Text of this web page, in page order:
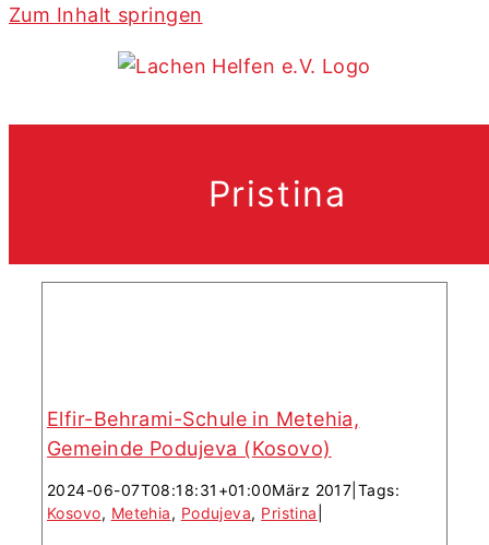
Zum Inhalt springen
Pristina
Elfir-Behrami-Schule in Metehia,
Gemeinde Podujeva (Kosovo)
2024-06-07T08:18:31+01:00März 2017 Tags:
Kosovo, Metehia, Podujeva, Pristina